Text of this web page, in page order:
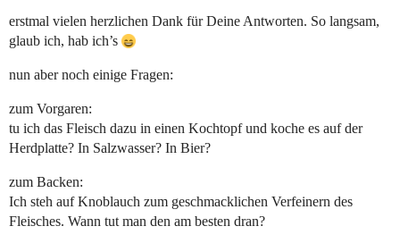
erstmal vielen herzlichen Dank für Deine Antworten. So langsam,
glaub ich, hab ich’s
nun aber noch einige Fragen:
zum Vorgaren:
tu ich das Fleisch dazu in einen Kochtopf und koche es auf der
Herdplatte? In Salzwasser? In Bier?
zum Backen:
Ich steh auf Knoblauch zum geschmacklichen Verfeinern des
Fleisches. Wann tut man den am besten dran?